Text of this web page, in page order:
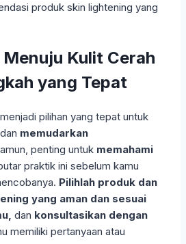
produk skin lightening yang
Kulit Cerah
yang Tepat
pilihan yang tepat untuk
dan memudarkan
penting untuk memahami
praktik ini sebelum kamu
Pilihlah produk dan
yang aman dan sesuai
dan konsultasikan dengan
memiliki pertanyaan atau